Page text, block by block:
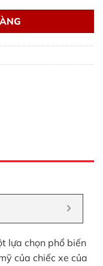
lựa chọn phổ biến
của chiếc xe của